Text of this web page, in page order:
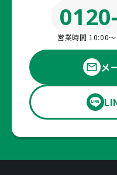
営業時間 10:00
メ